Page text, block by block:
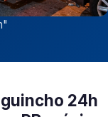
"
24h